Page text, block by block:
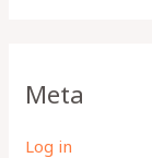
Meta
Log in